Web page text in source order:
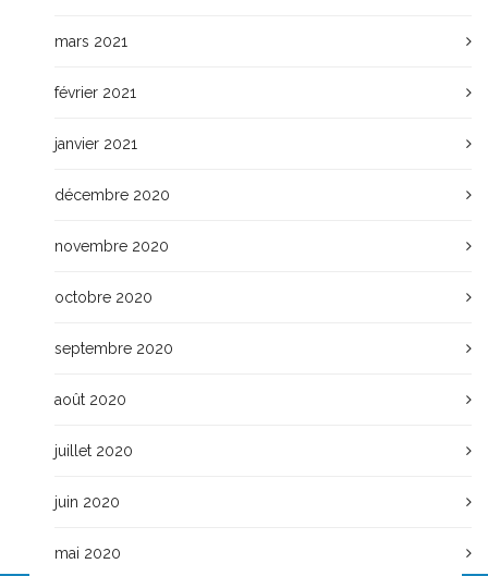
mars 2021
février 2021
janvier 2021
décembre 2020
novembre 2020
octobre 2020
septembre 2020
août 2020
juillet 2020
juin 2020
mai 2020